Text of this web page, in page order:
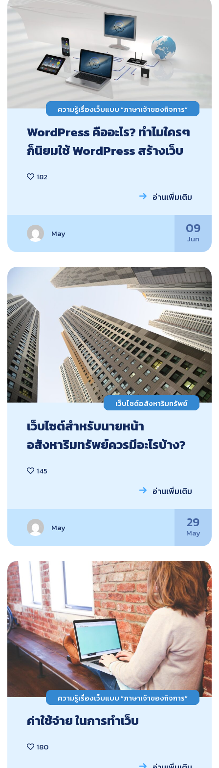
ความรู้เรื่องเว็บแบบ “ภาษาเจ้าของกิจการ”
WordPress คืออะไร? ทำไมใครๆ
ก็นิยมใช้ WordPress สร้างเว็บ
182
อ่านเพิ่มเติม
May 09
Jun
เว็บไซต์อสังหาริมทรัพย์
เว็บไซต์สำหรับนายหน้า
อสังหาริมทรัพย์ควรมีอะไรบ้าง?
145
อ่านเพิ่มเติม
May 29
May
ความรู้เรื่องเว็บแบบ “ภาษาเจ้าของกิจการ”
ค่าใช้จ่าย ในการทำเว็บ
180